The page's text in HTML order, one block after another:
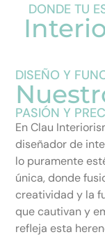
DONDE TU
DISEÑO Y
PASIÓN Y
En Clau
diseñador de
lo puramente
única, donde
creatividad y la
que cautivan y
refleja esta